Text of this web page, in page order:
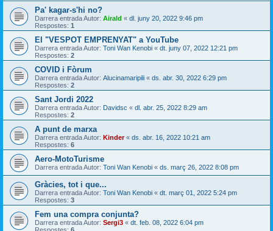
Pa' kagar-s'hi no?
Darrera entrada Autor: Airald « dl. juny 20, 2022 9:46 pm
Respostes: 1
El "VESPOT EMPRENYAT" a YouTube
Darrera entrada Autor: Toni Wan Kenobi « dt. juny 07, 2022 12:21 pm
Respostes: 2
COVID i Fòrum
Darrera entrada Autor: Alucinamaripili « ds. abr. 30, 2022 6:29 pm
Respostes: 2
Sant Jordi 2022
Darrera entrada Autor: Davidsc « dl. abr. 25, 2022 8:29 am
Respostes: 2
A punt de marxa
Darrera entrada Autor: Kinder« ds. abr. 16, 2022 10:21 am
Respostes: 6
Aero-MotoTurisme
Darrera entrada Autor: Toni Wan Kenobi « ds. març 26, 2022 8:08 pm
Gràcies, tot i que...
Darrera entrada Autor: Toni Wan Kenobi « dt. març 01, 2022 5:24 pm
Respostes: 3
Fem una compra conjunta?
Darrera entrada Autor: Sergi3 « dt. feb. 08, 2022 6:04 pm